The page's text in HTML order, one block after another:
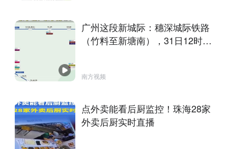
广州这段新城际：穗深城际铁路
（竹料至新塘南），31日12时正
南方视频
点外卖能看后厨监控！珠海28家
外卖后厨实时直播